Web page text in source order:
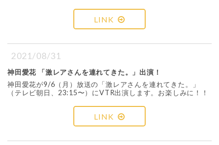
LINK
2021/08/31
神田愛花 「激レアさんを連れてきた。」出演！
神田愛花が9/6（月）放送の「激レアさんを連れてきた。」
（テレビ朝日、23:15〜）にVTR出演します。お楽しみに！！
LINK